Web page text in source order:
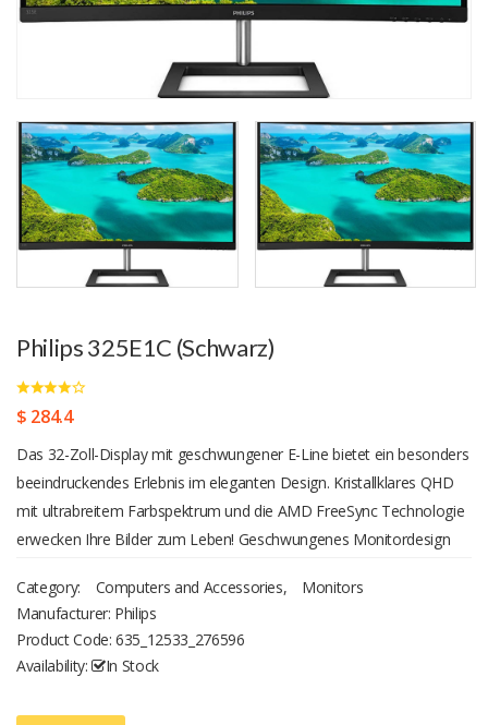
Philips 325E1C (Schwarz)
$ 284.4
Das 32-Zoll-Display mit geschwungener E-Line bietet ein besonders
beeindruckendes Erlebnis im eleganten Design. Kristallklares QHD
mit ultrabreitem Farbspektrum und die AMD FreeSync Technologie
erwecken Ihre Bilder zum Leben! Geschwungenes Monitordesign
die sich ein geschwungenes Design gut eignet. Der geschwungene
Bildschirm sorgt für einen angenehmen, subtilen Effekt, der Sie in
den Fokus rückt. Ultra Wide Color-Technologie Die Ultra Wide
Color-Technologie bietet ein breiteres Farbspektrum für ein
Category: Computers and Accessories,
Monitors
Manufacturer: Philips
Product Code:635_12533_276596
Availability:
In Stock